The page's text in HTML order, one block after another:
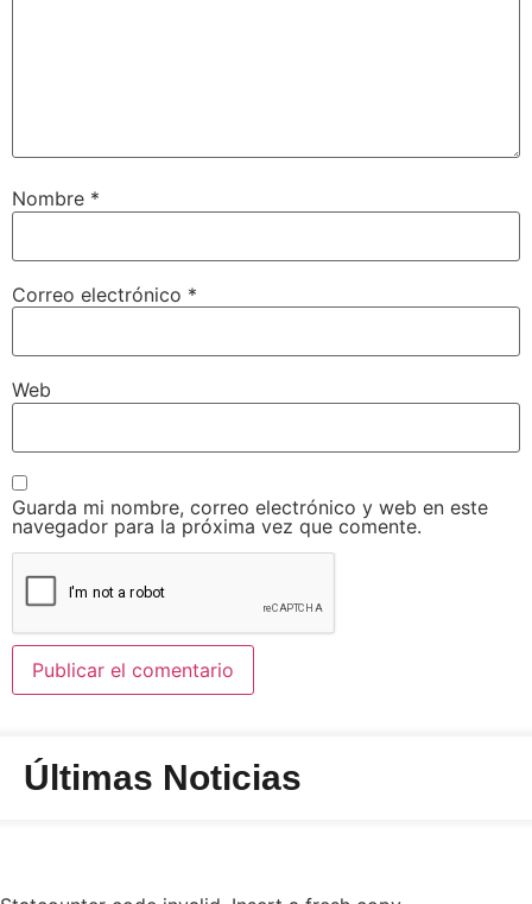
Nombre *
Correo electrónico *
Web
Guarda mi nombre, correo electrónico y web en este
navegador para la próxima vez que comente.
Últimas Noticias